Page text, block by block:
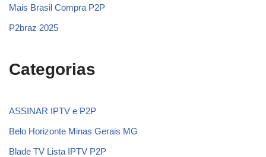
Mais Brasil Compra P2P
P2braz 2025
Categorias
ASSINAR IPTV e P2P
Belo Horizonte Minas Gerais MG
Blade TV Lista IPTV P2P